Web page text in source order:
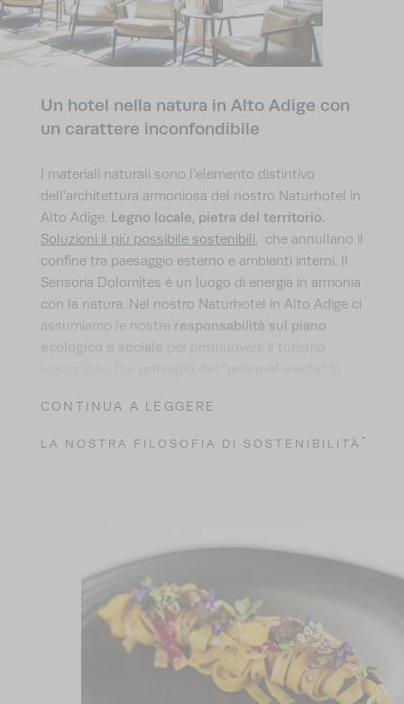
Un hotel nella natura in Alto Adige con
un carattere inconfondibile
I materiali naturali sono l’elemento distintivo
dell’architettura armoniosa del nostro Naturhotel in
Alto Adige. Legno locale, pietra del territorio.
Soluzioni il più possibile sostenibili, che annullano il
confine tra paesaggio esterno e ambienti interni. Il
Sensoria Dolomites è un luogo di energia in armonia
con la natura. Nel nostro Naturhotel in Alto Adige ci
assumiamo le nostre responsabilità sul piano
della plastica , fino all’utilizzo di
e tessuti in cotone prodotti secondo
elettrica ecologica
generata dal nostro impianto
fotovoltaico. Nel nostro Naturhotel in Alto Adige
tieniamo molto ai tesori naturali che ci circondano, e
CONTINUA A LEGGERE
LA NOSTRA FILOSOFIA DI SOSTENIBILITÀ